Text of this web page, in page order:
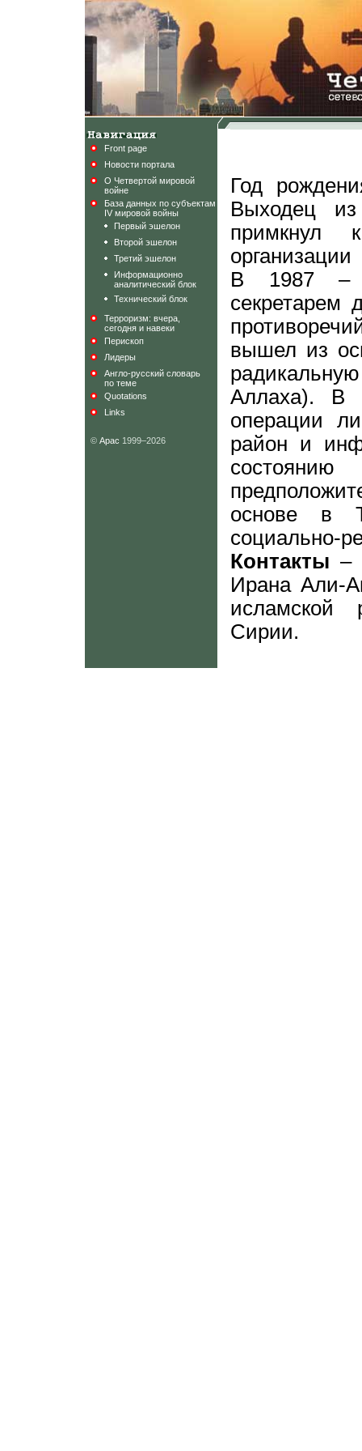
Front page
Новости портала
О Четвертой мировой
войне
База данных по субъектам
IV мировой войны
Первый эшелон
Второй эшелон
Третий эшелон
Информационно
аналитический блок
Технический блок
Терроризм: вчера,
сегодня и навеки
Перископ
Лидеры
Англо-русский словарь
по теме
Quotations
Links
© Арас 1999–2026
Год
Выходец
примкнул
В 1987 –
секретарем
вышел из
Аллаха). В
операции
район и
основе в
Контакты –
Ирана Али-
исламской
Сирии.